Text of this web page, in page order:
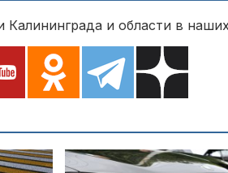
Калининграда и области в